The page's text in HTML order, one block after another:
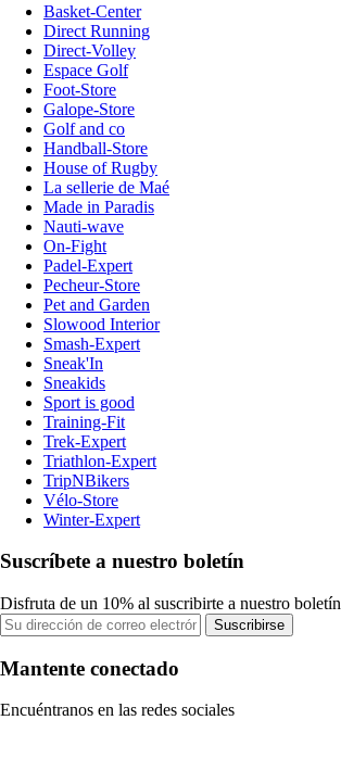
Basket-Center
Direct Running
Direct-Volley
Espace Golf
Foot-Store
Galope-Store
Golf and co
Handball-Store
House of Rugby
La sellerie de Maé
Made in Paradis
Nauti-wave
On-Fight
Padel-Expert
Pecheur-Store
Pet and Garden
Slowood Interior
Smash-Expert
Sneak'In
Sneakids
Sport is good
Training-Fit
Trek-Expert
Triathlon-Expert
TripNBikers
Vélo-Store
Winter-Expert
Suscríbete a nuestro boletín
Disfruta de un 10% al suscribirte a nuestro boletín
Suscribirse
Mantente conectado
Encuéntranos en las redes sociales